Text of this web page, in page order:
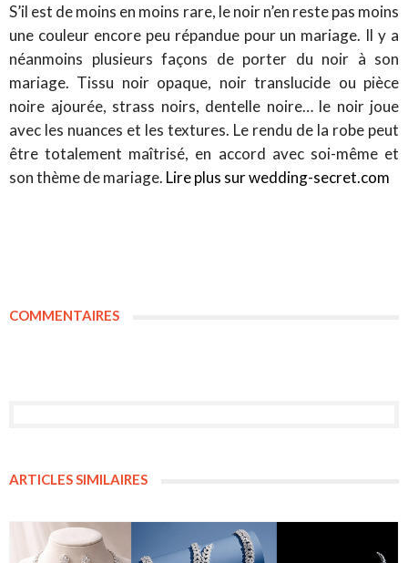
S’il est de moins en moins rare, le noir n’en reste pas moins
une couleur encore peu répandue pour un mariage. Il y a
néanmoins plusieurs façons de porter du noir à son
mariage. Tissu noir opaque, noir translucide ou pièce
noire ajourée, strass noirs, dentelle noire… le noir joue
avec les nuances et les textures. Le rendu de la robe peut
être totalement maîtrisé, en accord avec soi-même et
son thème de mariage. Lire plus sur wedding-secret.com
COMMENTAIRES
ARTICLES SIMILAIRES